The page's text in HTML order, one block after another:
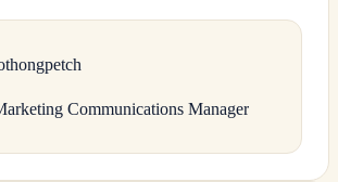
Communications Manager